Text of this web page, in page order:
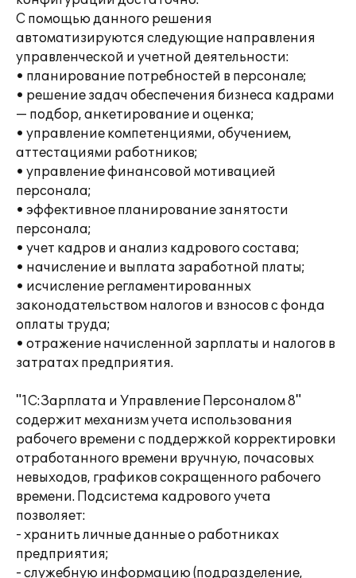
С помощью данного решения
автоматизируются следующие направления
управленческой и учетной деятельности:
• планирование потребностей в персонале;
• решение задач обеспечения бизнеса кадрами
— подбор, анкетирование и оценка;
• управление компетенциями, обучением,
аттестациями работников;
• управление финансовой мотивацией
персонала;
• эффективное планирование занятости
персонала;
• учет кадров и анализ кадрового состава;
• начисление и выплата заработной платы;
• исчисление регламентированных
законодательством налогов и взносов с фонда
оплаты труда;
• отражение начисленной зарплаты и налогов в
затратах предприятия.
"1С:Зарплата и Управление Персоналом 8"
содержит механизм учета использования
рабочего времени с поддержкой корректировки
отработанного времени вручную, почасовых
невыходов, графиков сокращенного рабочего
времени. Подсистема кадрового учета
позволяет:
- хранить личные данные о работниках
предприятия;
- служебную информацию (подразделение,